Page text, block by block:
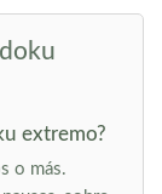
extremo?
o más.